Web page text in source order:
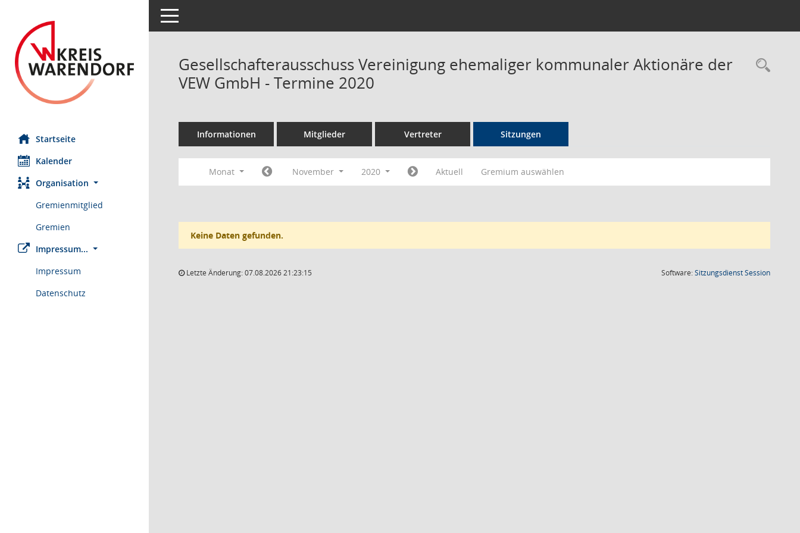
Startseite
Kalender
Organisation
Gremienmitglied
Gremien
Impressum...
Impressum
Datenschutz
Toggle navigation
Gesellschafterausschuss Vereinigung ehemaliger kommunaler Aktionäre der
VEW GmbH - Termine 2020
Informationen Mitglieder Vertreter Sitzungen
Monat November 2020 Aktuell Gremium auswählen
Keine Daten gefunden.
Letzte Änderung: 07.08.2026 21:23:15 Software:SitzungsdienstSession(Wird in